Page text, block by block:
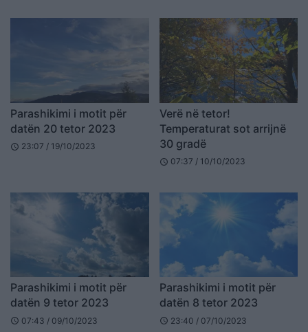
Parashikimi i motit për
datën 20 tetor 2023
schedule 23:07 / 19/10/2023
Verë në tetor!
Temperaturat sot arrijnë
30 gradë
schedule 07:37 / 10/10/2023
Parashikimi i motit për
datën 9 tetor 2023
schedule 07:43 / 09/10/2023
Parashikimi i motit për
datën 8 tetor 2023
schedule 23:40 / 07/10/2023